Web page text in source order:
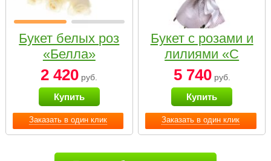
Заказать в один клик
Букет белых роз
«Белла»
2 420 руб.
Купить
Заказать в один клик
Букет с розами и
лилиями «С
наилучшими
пожеланиями»
5 740руб.
Купить